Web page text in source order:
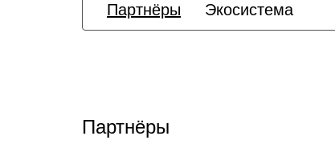
Партнёры Экосистема
Партнёры